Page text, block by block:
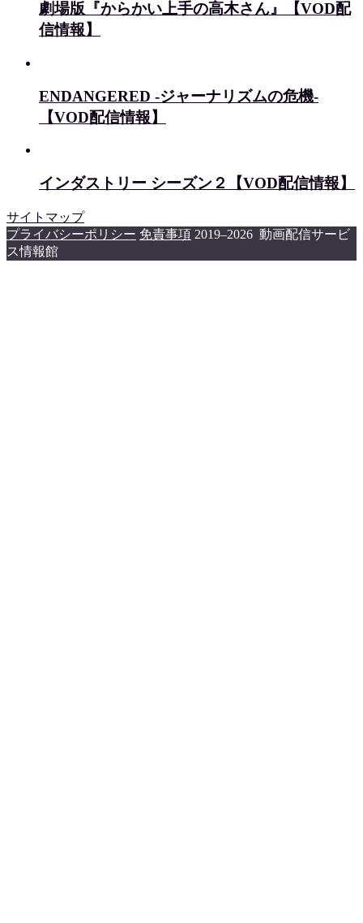
劇場版『からかい上手の高木さん』【VOD配
信情報】
ENDANGERED -ジャーナリズムの危機-
【VOD配信情報】
インダストリー シーズン２【VOD配信情報】
サイトマップ
プライバシーポリシー 免責事項 2019–2026 動画配信サービ
ス情報館